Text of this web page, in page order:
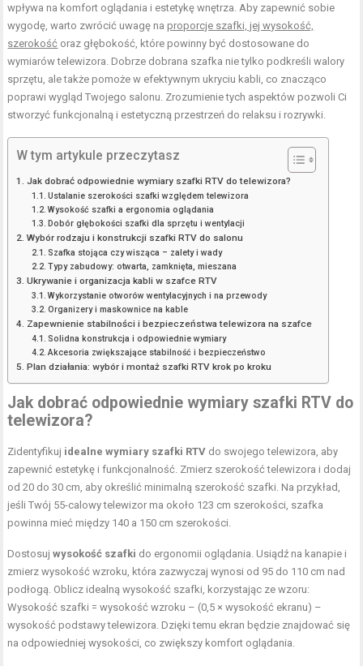
wpływa na komfort oglądania i estetykę wnętrza. Aby zapewnić sobie
wygodę, warto zwrócić uwagę na proporcje szafki, jej wysokość,
szerokość oraz głębokość, które powinny być dostosowane do
wymiarów telewizora. Dobrze dobrana szafka nie tylko podkreśli walory
sprzętu, ale także pomoże w efektywnym ukryciu kabli, co znacząco
poprawi wygląd Twojego salonu. Zrozumienie tych aspektów pozwoli Ci
stworzyć funkcjonalną i estetyczną przestrzeń do relaksu i rozrywki.
W tym artykule przeczytasz
Jak dobrać odpowiednie wymiary szafki RTV do telewizora?
Ustalanie szerokości szafki względem telewizora
Wysokość szafki a ergonomia oglądania
Dobór głębokości szafki dla sprzętu i wentylacji
Wybór rodzaju i konstrukcji szafki RTV do salonu
Szafka stojąca czy wisząca – zalety i wady
Typy zabudowy: otwarta, zamknięta, mieszana
Ukrywanie i organizacja kabli w szafce RTV
Wykorzystanie otworów wentylacyjnych i na przewody
Organizery i maskownice na kable
Zapewnienie stabilności i bezpieczeństwa telewizora na szafce
Solidna konstrukcja i odpowiednie wymiary
Akcesoria zwiększające stabilność i bezpieczeństwo
Plan działania: wybór i montaż szafki RTV krok po kroku
Jak dobrać odpowiednie wymiary szafki RTV do
telewizora?
Zidentyfikuj idealne wymiary szafki RTV do swojego telewizora, aby
zapewnić estetykę i funkcjonalność. Zmierz szerokość telewizora i dodaj
od 20 do 30 cm, aby określić minimalną szerokość szafki. Na przykład,
jeśli Twój 55-calowy telewizor ma około 123 cm szerokości, szafka
powinna mieć między 140 a 150 cm szerokości.
Dostosujwysokość szafki do ergonomii oglądania. Usiądź na kanapie i
zmierz wysokość wzroku, która zazwyczaj wynosi od 95 do 110 cm nad
podłogą. Oblicz idealną wysokość szafki, korzystając ze wzoru:
Wysokość szafki = wysokość wzroku – (0,5 × wysokość ekranu) –
wysokość podstawy telewizora. Dzięki temu ekran będzie znajdować się
na odpowiedniej wysokości, co zwiększy komfort oglądania.